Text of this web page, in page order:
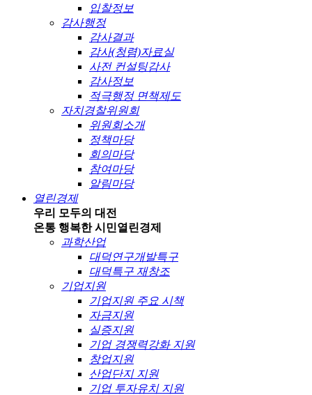
입찰정보
감사행정
감사결과
감사(청렴)자료실
사전 컨설팅감사
감사정보
적극행정 면책제도
자치경찰위원회
위원회소개
정책마당
회의마당
참여마당
알림마당
열린경제
우리 모두의 대전
온통 행복한 시민열린경제
과학산업
대덕연구개발특구
대덕특구 재창조
기업지원
기업지원 주요 시책
자금지원
실증지원
기업 경쟁력강화 지원
창업지원
산업단지 지원
기업 투자유치 지원